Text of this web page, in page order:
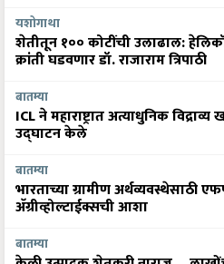
यशोगाथा
शेतीतून १०० कोटींची उलाढाल:
क्रांती घडवणार डॉ. राजाराम त्रिपाठी
बातम्या
ICL ने महाराष्ट्रात अत्याधुनिक
उद्घाटन केले
बातम्या
भारताच्या ग्रामीण अर्थव्यवस्थेसाठी
अ‍ॅग्रीव्होल्टाईक्सची आशा
बातम्या